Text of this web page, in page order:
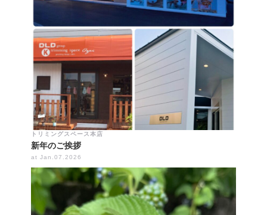
トリミングスペース本店
新年のご挨拶
at Jan.07.2026